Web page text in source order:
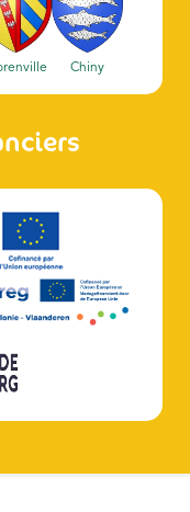
Chiny